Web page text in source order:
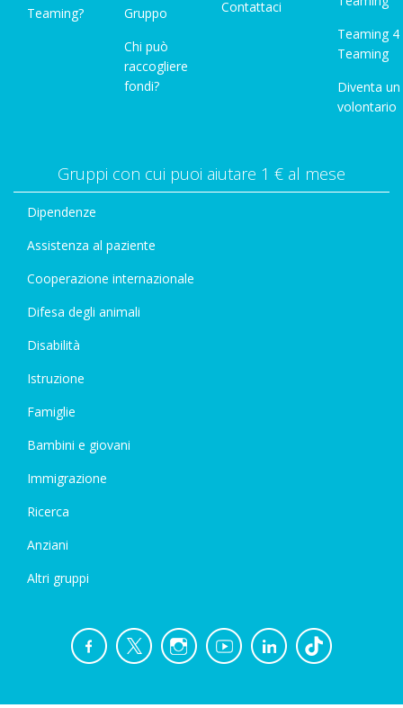
Teaming?
Gruppo
Chi può
raccogliere
fondi?
Contattaci
Teaming 4
Teaming
Diventa un
volontario
Gruppi con cui puoi aiutare 1 € al mese
Dipendenze
Assistenza al paziente
Cooperazione internazionale
Difesa degli animali
Disabilità
Istruzione
Famiglie
Bambini e giovani
Immigrazione
Ricerca
Anziani
Altri gruppi